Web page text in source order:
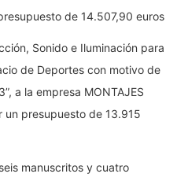
de 14.507,90 euros
Sonido e Iluminación para
de Deportes con motivo de
a la empresa MONTAJES
un presupuesto de 13.915
manuscritos y cuatro